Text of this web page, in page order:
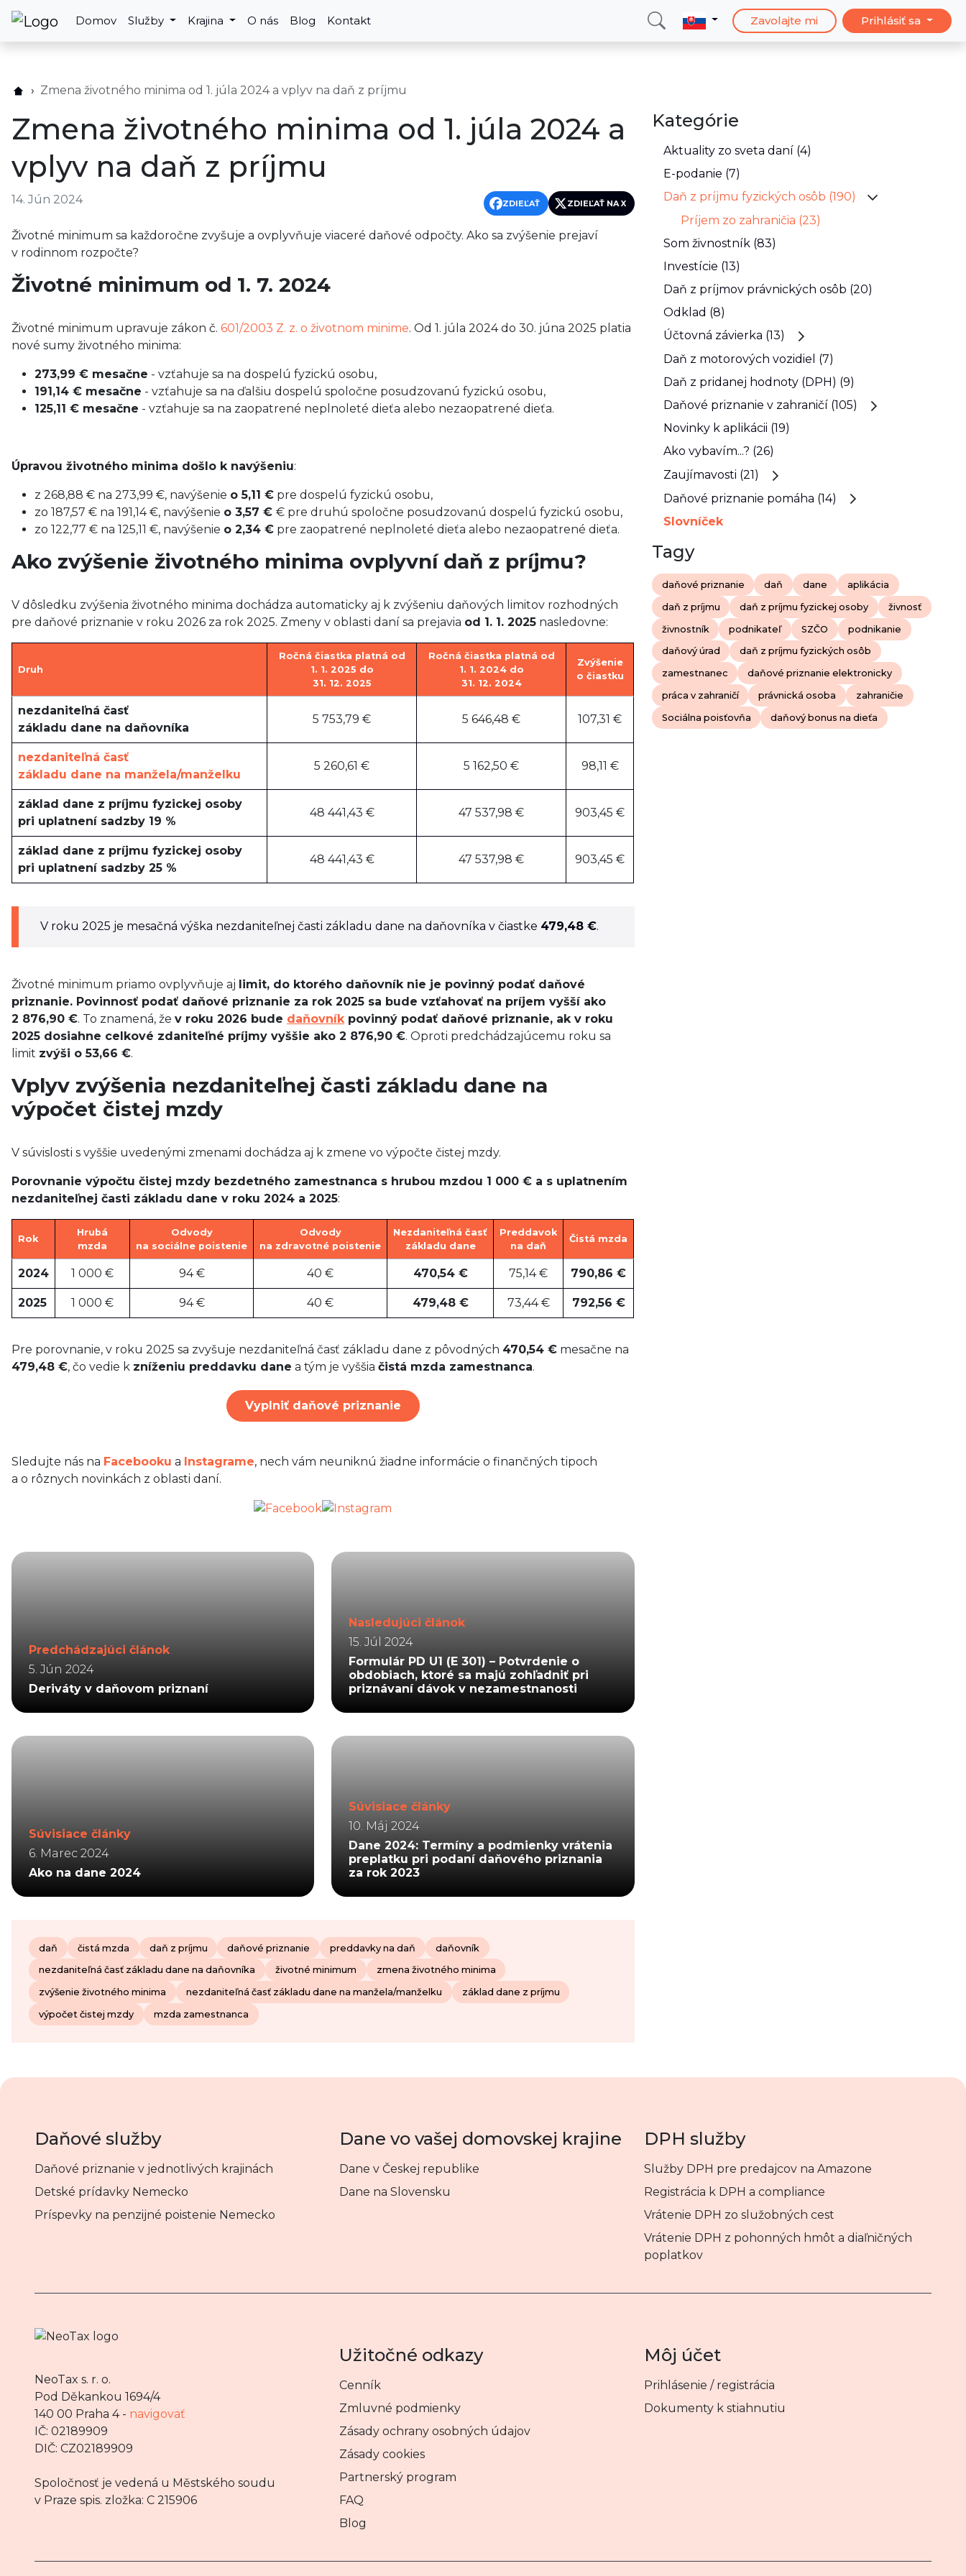
Domov Služby Krajina O nás Blog Kontakt Zavolajte mi Prihlásiť sa
Zmena životného minima od 1. júla 2024 a vplyv na daň z príjmu
Zmena životného minima od 1. júla 2024 a
vplyv na daň z príjmu
14. Jún 2024 ZDIEĽAŤ ZDIEĽAŤ NA X
Životné minimum sa každoročne zvyšuje a ovplyvňuje viaceré daňové odpočty. Ako sa zvýšenie prejaví
v rodinnom rozpočte?
Životné minimum od 1. 7. 2024
Životné minimum upravuje zákon č. 601/2003 Z. z. o životnom minime. Od 1. júla 2024 do 30. júna 2025 platia
nové sumy životného minima:
273,99 € mesačne - vzťahuje sa na dospelú fyzickú osobu,
191,14 € mesačne - vzťahuje sa na ďalšiu dospelú spoločne posudzovanú fyzickú osobu,
125,11 € mesačne - vzťahuje sa na zaopatrené neplnoleté dieťa alebo nezaopatrené dieťa.
Úpravou životného minima došlo k navýšeniu:
z 268,88 € na 273,99 €, navýšenie o 5,11 € pre dospelú fyzickú osobu,
zo 187,57 € na 191,14 €, navýšenie o 3,57 € € pre druhú spoločne posudzovanú dospelú fyzickú osobu,
zo 122,77 € na 125,11 €, navýšenie o 2,34 € pre zaopatrené neplnoleté dieťa alebo nezaopatrené dieťa.
Ako zvýšenie životného minima ovplyvní daň z príjmu?
V dôsledku zvýšenia životného minima dochádza automaticky aj k zvýšeniu daňových limitov rozhodných
pre daňové priznanie v roku 2026 za rok 2025. Zmeny v oblasti daní sa prejavia od 1. 1. 2025 nasledovne:
Druh
Ročná čiastka platná od
1. 1. 2025 do
31. 12. 2025
Ročná čiastka platná od
1. 1. 2024 do
31. 12. 2024
Zvýšenie
o čiastku
nezdaniteľná časť
základu dane na daňovníka
5 753,79 € 5 646,48 € 107,31 €
nezdaniteľná časť
základu dane na manžela/manželku
5 260,61 € 5 162,50 € 98,11 €
základ dane z príjmu fyzickej osoby
pri uplatnení sadzby 19 %
48 441,43 € 47 537,98 € 903,45 €
základ dane z príjmu fyzickej osoby
pri uplatnení sadzby 25 %
48 441,43 € 47 537,98 € 903,45 €
V roku 2025 je mesačná výška nezdaniteľnej časti základu dane na daňovníka v čiastke 479,48 €.
Životné minimum priamo ovplyvňuje aj limit, do ktorého daňovník nie je povinný podať daňové
priznanie. Povinnosť podať daňové priznanie za rok 2025 sa bude vzťahovať na príjem vyšší ako
2 876,90 €. To znamená, že v roku 2026 bude daňovníkpovinný podať daňové priznanie, ak v roku
2025 dosiahne celkové zdaniteľné príjmy vyššie ako 2 876,90 €. Oproti predchádzajúcemu roku sa
limit zvýši o 53,66 €.
Vplyv zvýšenia nezdaniteľnej časti základu dane na
výpočet čistej mzdy
V súvislosti s vyššie uvedenými zmenami dochádza aj k zmene vo výpočte čistej mzdy.
Porovnanie výpočtu čistej mzdy bezdetného zamestnanca s hrubou mzdou 1 000 € a s uplatnením
nezdaniteľnej časti základu dane v roku 2024 a 2025:
Rok
Hrubá
mzda
Odvody
na sociálne poistenie
Odvody
na zdravotné poistenie
Nezdaniteľná časť
základu dane
Preddavok
na daň
Čistá mzda
2024 1 000 € 94 € 40 € 470,54 € 75,14 € 790,86 €
2025 1 000 € 94 € 40 € 479,48 € 73,44 € 792,56 €
Pre porovnanie, v roku 2025 sa zvyšuje nezdaniteľná časť základu dane z pôvodných 470,54 € mesačne na
479,48 €, čo vedie k zníženiu preddavku dane a tým je vyššia čistá mzda zamestnanca.
Vyplniť daňové priznanie
Sledujte nás na Facebooku a Instagrame, nech vám neuniknú žiadne informácie o finančných tipoch
a o rôznych novinkách z oblasti daní.
Predchádzajúci článok
5. Jún 2024
Deriváty v daňovom priznaní
Nasledujúci článok
15. Júl 2024
Formulár PD U1 (E 301) – Potvrdenie o
obdobiach, ktoré sa majú zohľadniť pri
priznávaní dávok v nezamestnanosti
Súvisiace články
6. Marec 2024
Ako na dane 2024
Súvisiace články
10. Máj 2024
Dane 2024: Termíny a podmienky vrátenia
preplatku pri podaní daňového priznania
za rok 2023
daň čistá mzda daň z príjmu daňové priznanie preddavky na daň daňovník
nezdaniteľná časť základu dane na daňovníka životné minimum zmena životného minima
zvýšenie životného minima nezdaniteľná časť základu dane na manžela/manželku základ dane z príjmu
výpočet čistej mzdy mzda zamestnanca
Kategórie
Aktuality zo sveta daní (4)
E-podanie (7)
Daň z príjmu fyzických osôb (190)
Príjem zo zahraničia (23)
Som živnostník (83)
Investície (13)
Daň z príjmov právnických osôb (20)
Odklad (8)
Účtovná závierka (13)
Daň z motorových vozidiel (7)
Daň z pridanej hodnoty (DPH) (9)
Daňové priznanie v zahraničí (105)
Novinky k aplikácii (19)
Ako vybavím...? (26)
Zaujímavosti (21)
Daňové priznanie pomáha (14)
Slovníček
Tagy
daňové priznanie daň dane aplikácia
daň z príjmu daň z príjmu fyzickej osoby živnosť
živnostník podnikateľ SZČO podnikanie
daňový úrad daň z príjmu fyzických osôb
zamestnanec daňové priznanie elektronicky
práca v zahraničí právnická osoba zahraničie
Sociálna poisťovňa daňový bonus na dieťa
Daňové služby
Daňové priznanie v jednotlivých krajinách
Detské prídavky Nemecko
Príspevky na penzijné poistenie Nemecko
Dane vo vašej domovskej krajine
Dane v Českej republike
Dane na Slovensku
DPH služby
Služby DPH pre predajcov na Amazone
Registrácia k DPH a compliance
Vrátenie DPH zo služobných cest
Vrátenie DPH z pohonných hmôt a diaľničných
poplatkov
NeoTax s. r. o.
Pod Děkankou 1694/4
140 00 Praha 4 - navigovať
IČ: 02189909
DIČ: CZ02189909
Spoločnosť je vedená u Městského soudu
v Praze spis. zložka: C 215906
Užitočné odkazy
Cenník
Zmluvné podmienky
Zásady ochrany osobných údajov
Zásady cookies
Partnerský program
FAQ
Blog
Môj účet
Prihlásenie / registrácia
Dokumenty k stiahnutiu